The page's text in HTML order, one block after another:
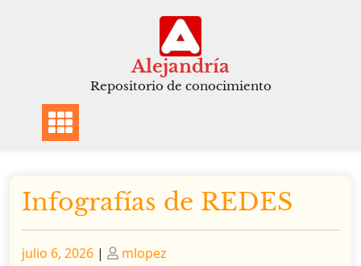
Alejandría
Repositorio de conocimiento
Infografías de REDES
Publicado
julio 6, 2026 | Publicado
mlopez